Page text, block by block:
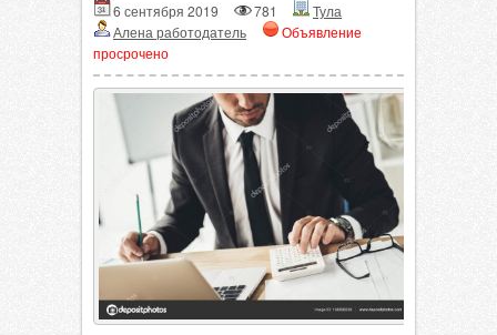
6 сентября 2019 781
Тула
Алена работодатель
Объявление
просрочено